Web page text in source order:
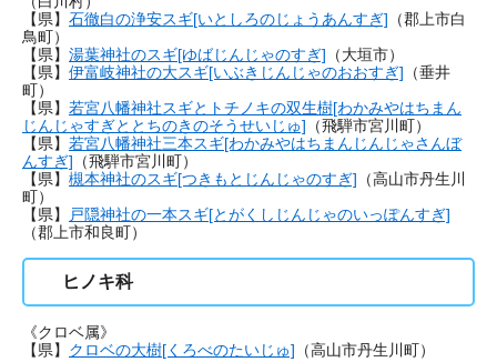
【県】 石徹白の浄安スギ[いとしろのじょうあんすぎ] （郡上市白
鳥町）
【県】 湯葉神社のスギ[ゆばじんじゃのすぎ] （大垣市）
【県】 伊富岐神社の大スギ[いぶきじんじゃのおおすぎ] （垂井
町）
【県】 若宮八幡神社スギとトチノキの双生樹[わかみやはちまん
じんじゃすぎととちのきのそうせいじゅ] （飛騨市宮川町）
【県】 若宮八幡神社三本スギ[わかみやはちまんじんじゃさんぼ
んすぎ] （飛騨市宮川町）
【県】 槻本神社のスギ[つきもとじんじゃのすぎ] （高山市丹生川
町）
【県】
戸隠神社の一本スギ[とがくしじんじゃのいっぽんすぎ]
（郡上市和良町）
ヒノキ科
《クロベ属》
【県】 クロベの大樹[くろべのたいじゅ] （高山市丹生川町）